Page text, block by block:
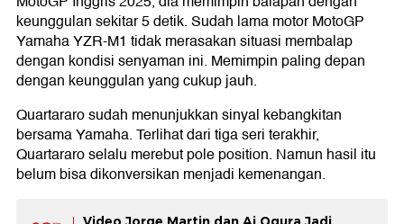
keunggulan sekitar 5 detik. Sudah lama motor MotoGP
Yamaha YZR-M1 tidak merasakan situasi membalap
dengan kondisi senyaman ini. Memimpin paling depan
dengan keunggulan yang cukup jauh.
Quartararo sudah menunjukkan sinyal kebangkitan
bersama Yamaha. Terlihat dari tiga seri terakhir,
Quartararo selalu merebut pole position. Namun hasil itu
belum bisa dikonversikan menjadi kemenangan.